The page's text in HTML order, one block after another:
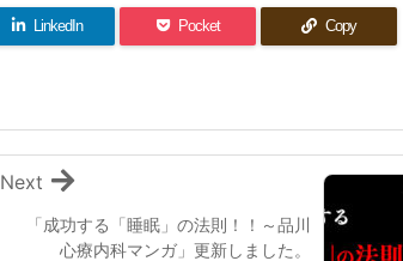
LinkedIn Pocket Copy
「成功する「睡眠」の法則！！～品川
心療内科マンガ」更新しました。
Next